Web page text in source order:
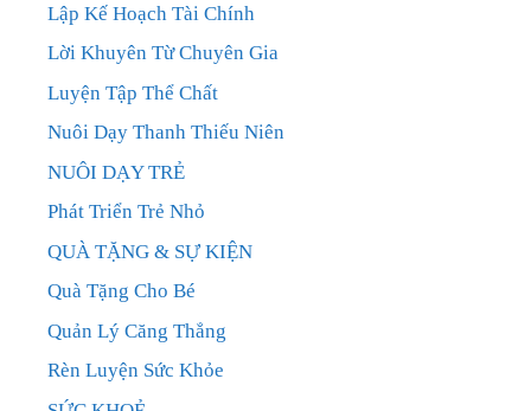
Lập Kế Hoạch Tài Chính
Lời Khuyên Từ Chuyên Gia
Luyện Tập Thể Chất
Nuôi Dạy Thanh Thiếu Niên
NUÔI DẠY TRẺ
Phát Triển Trẻ Nhỏ
QUÀ TẶNG & SỰ KIỆN
Quà Tặng Cho Bé
Quản Lý Căng Thẳng
Rèn Luyện Sức Khỏe